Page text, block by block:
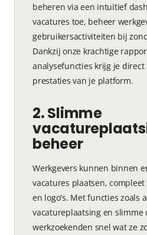
beheren via een intuïtief
vacatures toe, beheer
gebruikersactiviteiten bij
Dankzij onze krachtige
analysefuncties krijg je
prestaties van je platform.
2. Slimme
beheer
Werkgevers kunnen binnen
vacatures plaatsen,
en logo's. Met functies zoals
vacatureplaatsing en slimme
werkzoekenden snel wat ze